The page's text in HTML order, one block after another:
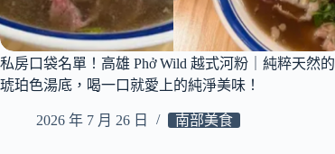
利
麵、
濃
叻
沙
海
私房口袋名單！高雄 Phở Wild 越式河粉｜純粹天然的
琥珀色湯底，喝一口就愛上的純淨美味！
2026 年 7 月 26 日 南部美食